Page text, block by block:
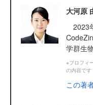
大河原
2023
学群生
※プロフィ
の内容です
この著